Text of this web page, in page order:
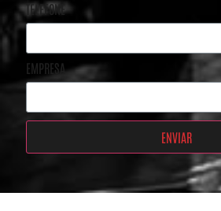
TELEFONE
EMPRESA
ENVIAR